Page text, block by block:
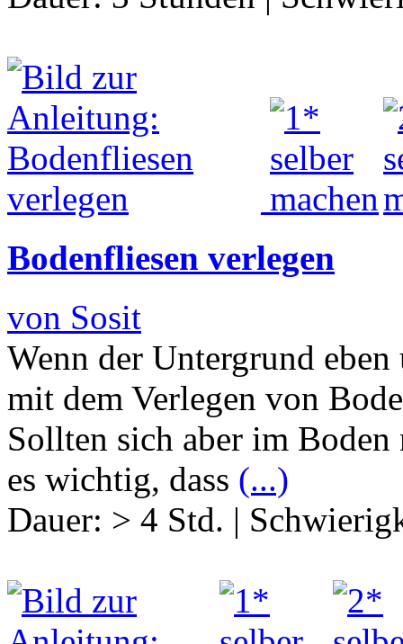
Bodenfliesen verlegen
von Sosit
Wenn der Untergrund
mit dem Verlegen von
Sollten sich aber im
es wichtig, dass (...)
Dauer: > 4 Std. |